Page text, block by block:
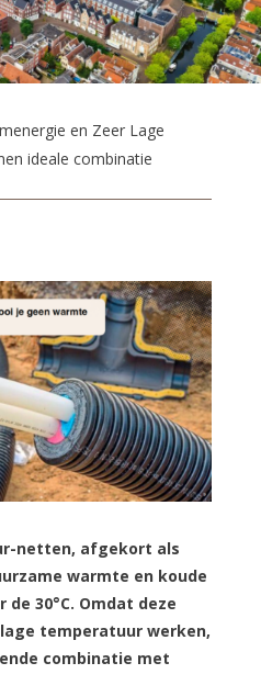
en Zeer Lage
ideale combinatie
netten, afgekort als
warmte en koude
30°C. Omdat deze
temperatuur werken,
combinatie met